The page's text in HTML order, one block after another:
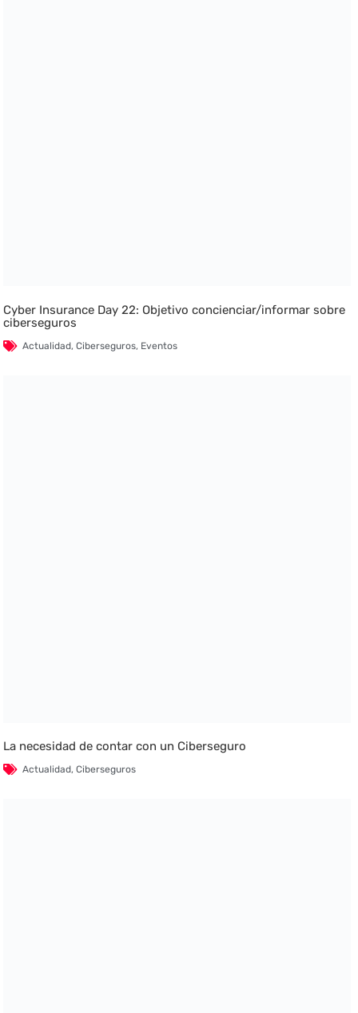
Cyber Insurance Day 22: Objetivo concienciar/informar sobre
ciberseguros
Actualidad,Ciberseguros, Eventos
La necesidad de contar con un Ciberseguro
Actualidad,Ciberseguros